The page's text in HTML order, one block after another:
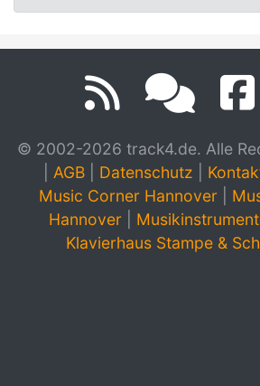
© 2002-2026 track4.de. Alle
AGB Datenschutz
Music Corner Hannover
Hannover
Klavierhaus Stampe &